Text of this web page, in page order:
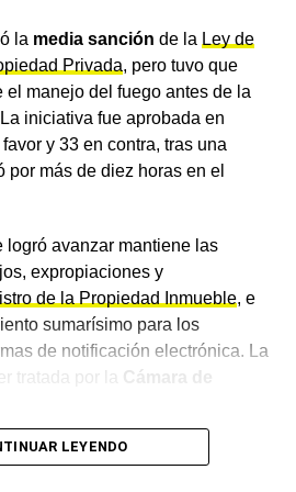
MACRI
MILEI ADORNI
2026
PRO ARGENTINA
con tarjeta de crédito
según los
causa
a José Luis Espert por
declarar el 30 de junio
dominial
, el proyecto establece
pública deberá
restrictiva y estar debidamente
del 30% para la
cesante y dispone que la
bien no podrá concretarse sin
También se
días para las ocupaciones
solo ante emergencias.
la conocidaLey Pierri
En lugar de exigir una posesión
acrediten una posesión pública,
los diez años anteriores a la
la media sanción de la Ley de
Privada, pero tuvo que
el manejo del fuego antes de la
iniciativa fue aprobada en
y 33 en contra, tras una
por más de diez horas en el
logró avanzar mantiene las
expropiaciones y
de la Propiedad Inmueble, e
sumarísimo para los
de notificación electrónica. La
Cámara de
tierras, el
LEYENDO